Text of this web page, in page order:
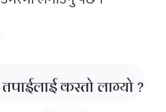
कस्तो लाग्यो ?